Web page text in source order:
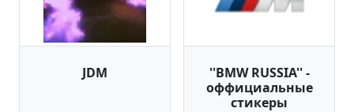
JDM
''BMW RUSSIA'' -
оффициальные
стикеры